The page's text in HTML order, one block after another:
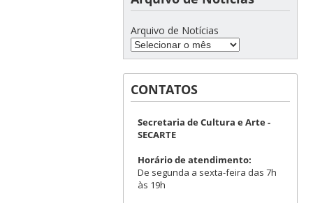
Arquivo de Notícias
CONTATOS
Secretaria de Cultura e Arte -
SECARTE
Horário de atendimento:
De segunda a sexta-feira das 7h
às 19h